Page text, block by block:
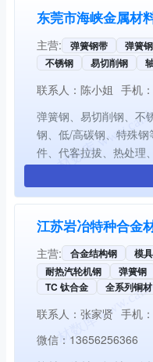
东莞市海峡金属材
主营: 弹簧钢带 弹簧
不锈钢
易切削钢
联系人： 陈小姐 手机：
弹簧钢、易切削钢、不
钢、低/高碳钢、特殊
件、代客拉拔、热处理
江苏岩冶特种合金
主营: 合金结构钢 模
耐热汽轮机钢
弹簧钢
TC 钛合金
全系列铜材
联系人： 张家贤 手机：
微信： 13656256366